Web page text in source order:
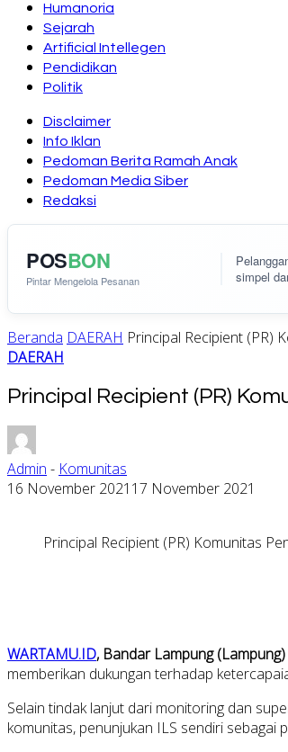
Humanoria
Sejarah
Artificial Intellegen
Pendidikan
Politik
Disclaimer
Info Iklan
Pedoman Berita Ramah Anak
Pedoman Media Siber
Redaksi
POSBON
Pintar Mengelola Pesanan
simpel
Beranda DAERAH Principal Recipient (PR)
DAERAH
Principal Recipient (PR)
Admin - Komunitas
16 November 2021 17 November 2021
Principal Recipient (PR) Komunitas
WARTAMU.ID, Bandar Lampung (Lampung)
memberikan dukungan terhadap
Selain tindak lanjut dari monitoring dan
komunitas, penunjukan ILS sendiri